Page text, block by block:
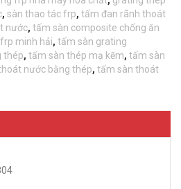
, sàn thao tác frp, tấm đan rãnh thoát
nước, tấm sàn composite chống ăn
minh hải, tấm sàn grating
thép, tấm sàn thép mạ kẽm, tấm sàn
nước bằng thép, tấm sàn thoát